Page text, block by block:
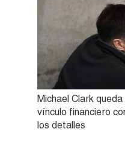
Michael Clark
vínculo financiero
los detalles